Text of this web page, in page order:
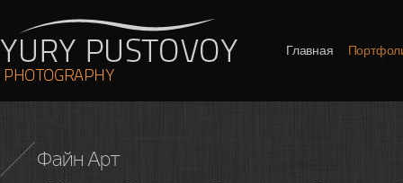
Главная
Файн Арт